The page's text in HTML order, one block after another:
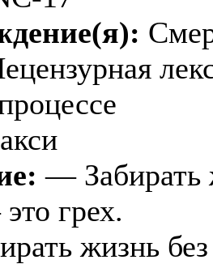
— Забирать
грех.
жизнь